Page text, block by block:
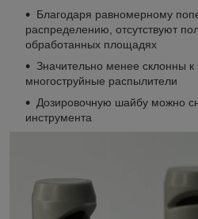
Благодаря равномерному
распределению, отсутствуют
обработанных площадях
Значительно менее склонны
многоструйные распылители
Дозировочную шайбу можно
инструмента